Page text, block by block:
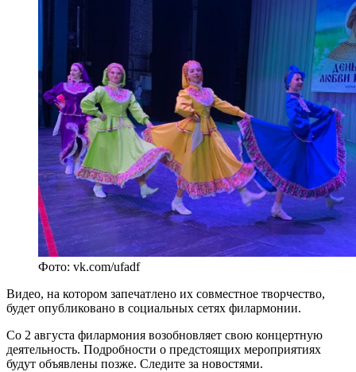
Фото: vk.com/ufadf
Видео, на котором запечатлено их совместное творчество,
будет опубликовано в социальных сетях филармонии.
Со 2 августа филармония возобновляет свою концертную
деятельность. Подробности о предстоящих мероприятиях
будут объявлены позже. Следите за новостями.